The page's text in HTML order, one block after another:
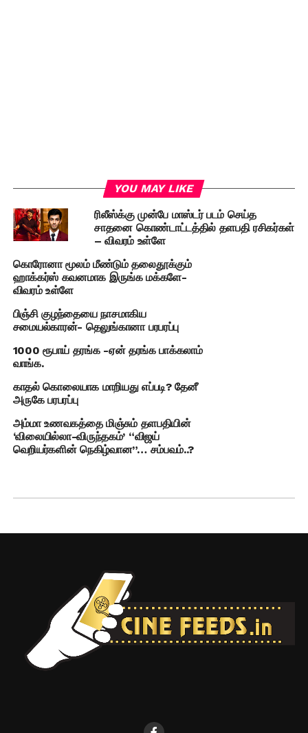
YOU MAY LIKE
ரிலீஸ்க்கு முன்பே மாஸ்டர் படம் செய்த
சாதனை கொண்டாட்டத்தில் தளபதி ரசிகர்கள்
– விவரம் உள்ளே
கொரோனா மூலம் மீண்டும் தலைதூக்கும்
ஹாக்கர்ஸ் கவனமாக இருங்க மக்களே-
விவரம் உள்ளே
பிஞ்சி குழந்தையை நாசமாகிய
சமையல்காரன்- தெலுங்கானா பரபரப்பு
1000 ரூபாய் தரங்க -ஏன் தரங்க பாக்கலாம்
வாங்க.
காதல் கொலையாக மாறியது எப்படி? தேனீ
அருகே பரபரப்பு
அம்மா உணவகத்தை மிஞ்சும் தளபதியின்
‘விலையில்லா-விருந்தகம்’ “விஜய்
வெறியர்களின் நெகிழ்வான”… சம்பவம்..?